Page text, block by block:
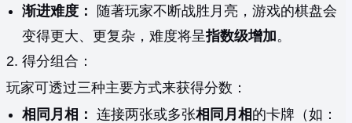
渐进难度：
随著玩家不断战胜月亮，游戏的棋盘会
变得更大、更复杂，难度将呈指数级增加。
2. 得分组合：
玩家可透过三种主要方式来获得分数：
相同月相： 连接两张或多张相同月相 的卡牌（如：